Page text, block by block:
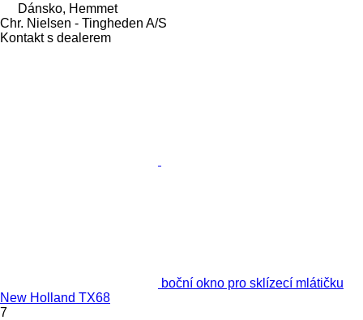
Dánsko, Hemmet
Chr. Nielsen - Tingheden A/S
Kontakt s dealerem
boční okno pro sklízecí mlátičku
New Holland TX68
7